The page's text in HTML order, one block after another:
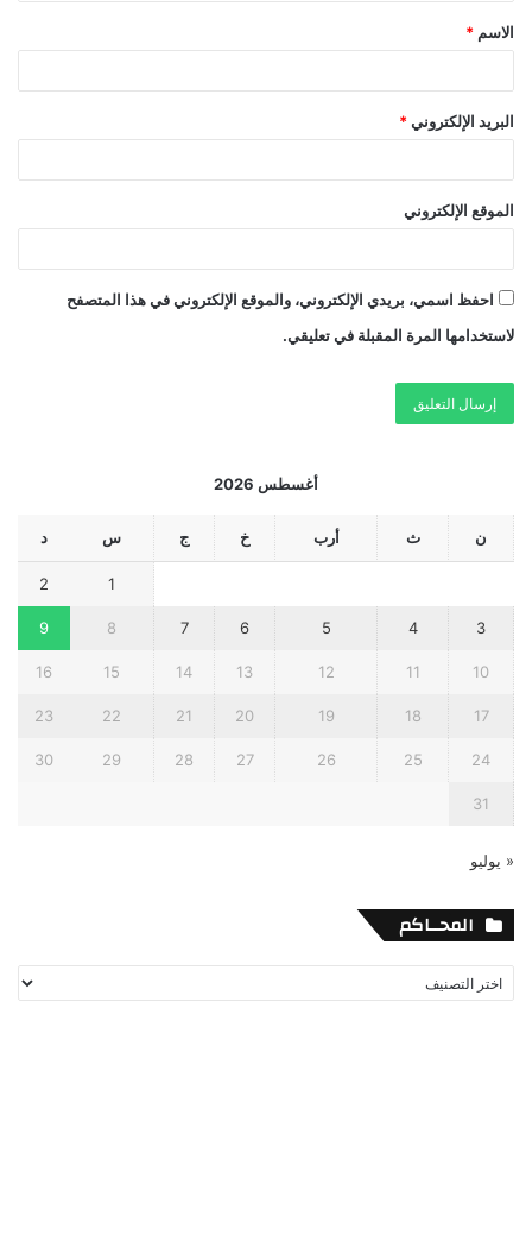
الاسم *
البريد الإلكتروني *
الموقع الإلكتروني
احفظ اسمي، بريدي الإلكتروني، والموقع الإلكتروني في هذا المتصفح
لاستخدامها المرة المقبلة في تعليقي.
أغسطس 2026
ن ث أرب خ ج س د
1
2
3
4
5
6
7
8
9
10
11
12
13
14
15
16
17
18
19
20
21
22
23
24
25
26
27
28
29
30
31
« يوليو
المحــاكم
المحــاكم